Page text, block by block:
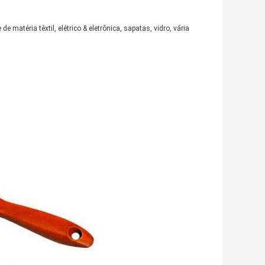
matéria têxtil, elétrico & eletrônica, sapatas, vidro, vária